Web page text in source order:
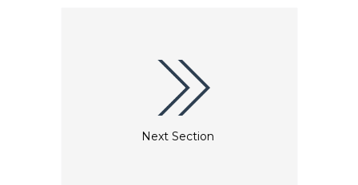
Next Section